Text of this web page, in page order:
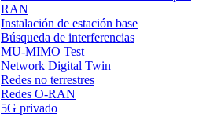
RAN
Instalación de estación base
Búsqueda de interferencias
MU-MIMO Test
Network Digital Twin
Redes no terrestres
Redes O-RAN
5G privado